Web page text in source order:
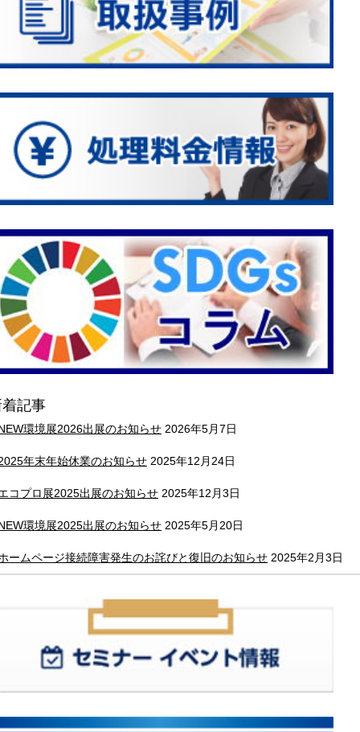
記事
環境展2026出展のお知らせ 2026年5月7日
年末年始休業のお知らせ 2025年12月24日
コプロ展2025出展のお知らせ 2025年12月3日
環境展2025出展のお知らせ 2025年5月20日
ームページ接続障害発生のお詫びと復旧のお知らせ 2025年2月3日